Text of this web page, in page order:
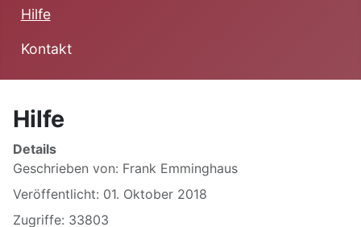
Hilfe
Kontakt
Hilfe
Details
Geschrieben von: Frank Emminghaus
Veröffentlicht: 01. Oktober 2018
Zugriffe: 33803